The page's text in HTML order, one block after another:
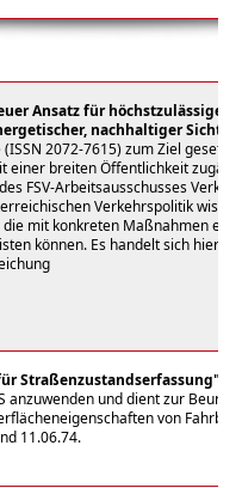
Ansatz für höchstzulässige
nachhaltiger Sicht"
2072-7615) zum Ziel
einer breiten Öffentlichkeit
FSV-Arbeitsausschusses
Verkehrspolitik
mit konkreten Maßnahmen
können. Es handelt sich
Straßenzustandserfassung"
anzuwenden und dient zur
von
11.06.74.